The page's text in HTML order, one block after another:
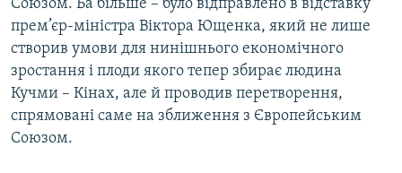
Союзом. Ба більше – було відправлено в відставку
прем’єр-міністра Віктора Ющенка, який не лише
створив умови для нинішнього економічного
зростання і плоди якого тепер збирає людина
Кучми – Кінах, але й проводив перетворення,
спрямовані саме на зближення з Європейським
Союзом.